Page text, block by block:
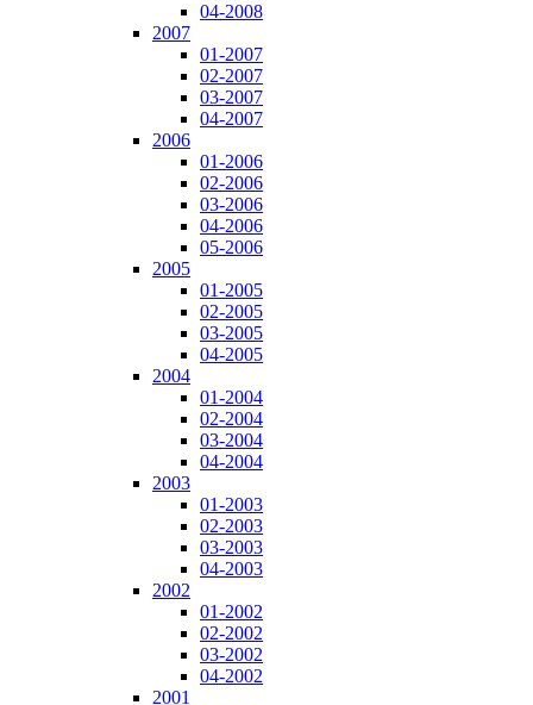
04-2008
2007
01-2007
02-2007
03-2007
04-2007
2006
01-2006
02-2006
03-2006
04-2006
05-2006
2005
01-2005
02-2005
03-2005
04-2005
2004
01-2004
02-2004
03-2004
04-2004
2003
01-2003
02-2003
03-2003
04-2003
2002
01-2002
02-2002
03-2002
04-2002
2001